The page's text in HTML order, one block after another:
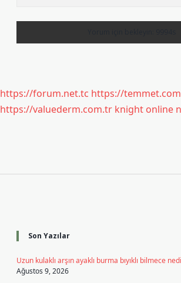
https://forum.net.tc https://
https://valuederm.com.tr knight online
Son Yazılar
Uzun kulaklı arşın ayaklı burma bıyıklı bilmece
Ağustos 9, 2026